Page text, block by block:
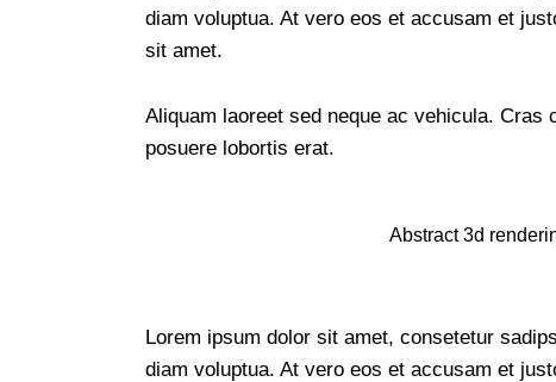
diam voluptua. At vero eos et accusam et
sit amet.
Aliquam laoreet sed neque ac vehicula.
posuere lobortis erat.
Abstract 3d
Lorem ipsum dolor sit amet, consetetur
diam voluptua. At vero eos et accusam et